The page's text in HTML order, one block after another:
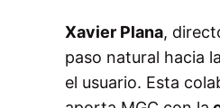
Xavier Plana,
paso natural hacia
el usuario. Esta